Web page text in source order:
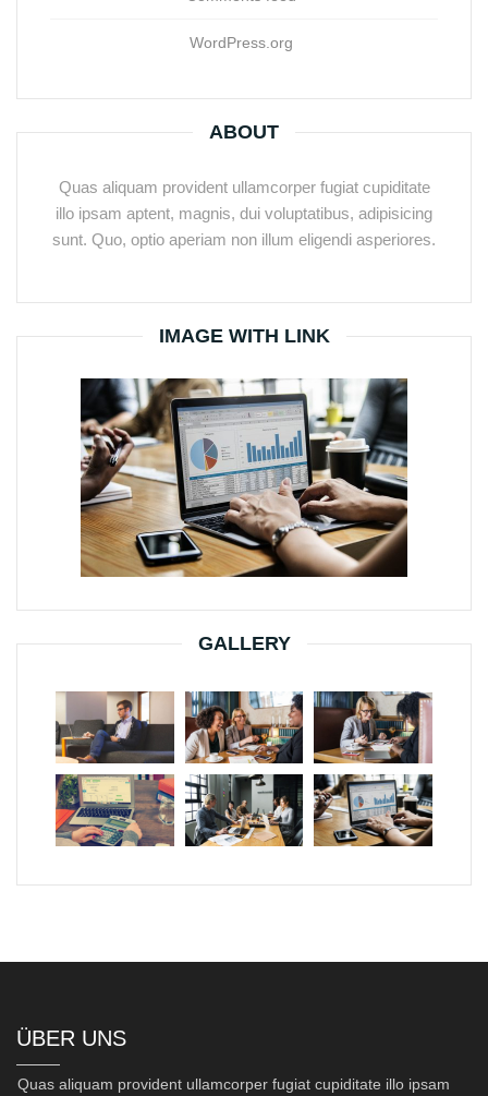
WordPress.org
ABOUT
Quas aliquam provident ullamcorper fugiat cupiditate
illo ipsam aptent, magnis, dui voluptatibus, adipisicing
sunt. Quo, optio aperiam non illum eligendi asperiores.
IMAGE WITH LINK
GALLERY
ÜBER UNS
Quas aliquam provident ullamcorper fugiat cupiditate illo ipsam